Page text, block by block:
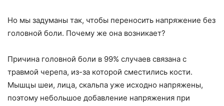
Но мы задуманы так, чтобы переносить напряжение без
головной боли. Почему же она возникает?
Причина головной боли в 99% случаев связана с
травмой черепа, из-за которой сместились кости.
Мышцы шеи, лица, скальпа уже исходно напряжены,
поэтому небольшое добавление напряжения при